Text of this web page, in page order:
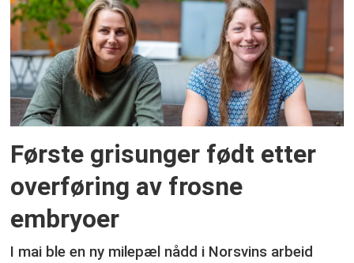
Første grisunger født etter
overføring av frosne
embryoer
I mai ble en ny milepæl nådd i Norsvins arbeid